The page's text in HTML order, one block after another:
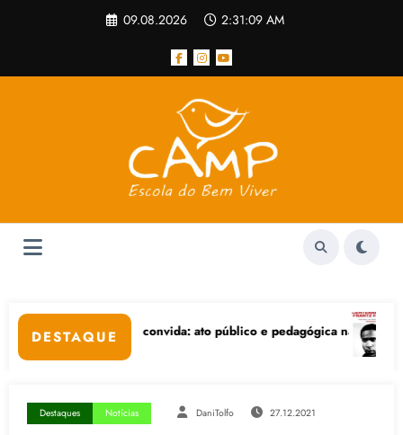
09.08.2026 2:31:09 AM
DESTAQUE
convida: ato público e pedagógica na sexta-feira (24), no CPERS
“Centenário de Frantz
Destaques Notícias DaniTolfo 27.12.2021